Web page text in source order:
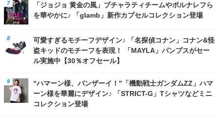
「ジョジョ 黄金の風」ブチャラティチームやポルナレフら
を華やかに♪ 「glamb」新作カプセルコレクション登場
可愛すぎるモチーフデザイン♪ 「名探偵コナン」コナン&怪
盗キッドのモチーフを表現！ 「MAYLA」パンプスがセー
ル実施中【30％オフセール】
“ハマーン様、バンザーイ！”「機動戦士ガンダムZZ」ハマ
ーン様を華麗にデザイン♪ 「STRICT-G」Tシャツなどミニ
コレクション登場